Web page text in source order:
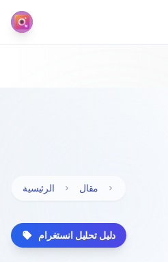
الرئيسية مقال
دليل تحليل انستغرام